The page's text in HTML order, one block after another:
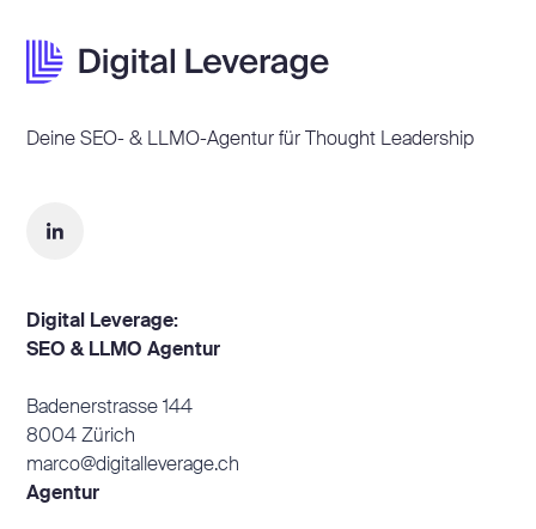
Deine SEO- & LLMO-Agentur für Thought Leadership
Digital Leverage:
SEO & LLMO Agentur
Badenerstrasse 144
8004 Zürich
marco@digitalleverage.ch
Agentur